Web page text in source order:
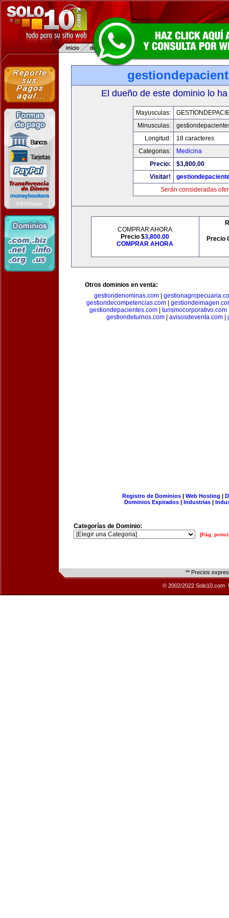
El dueño de este dominio lo
Mayusculas:
Minusculas:
Longitud:
18 caracteres
Categorias:
Medicina
Precio:
$3,800.00
Visitar!
Serán consideradas
COMPRAR AHORA
Precio $3,800.00
COMPRAR AHORA
Precio
Otros dominios en venta:
gestiondenominas.com|
gestiondecompetencias.com|
gestiondepacientes.com| turismocorporativo.com
gestiondeturnos.com| avisosdeventa.com|
Registro de Dominios| Web Hosting |
Dominios Expirados | Industrias |
Categorías de Dominio:
[Pág.
** Precios
© 2002/2022 Solo10.com